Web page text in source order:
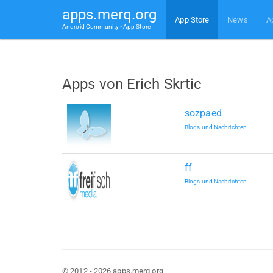
apps.merq.org
Android Community • App Store
App Store News
Apps von Erich Skrtic
sozpaed
Blogs und Nachrichten
ff
Blogs und Nachrichten
© 2012 - 2026 apps.merq.org